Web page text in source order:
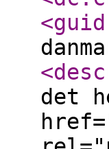
<guid
det